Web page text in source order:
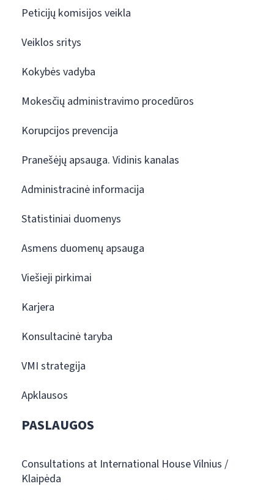
Peticijų komisijos veikla
Veiklos sritys
Kokybės vadyba
Mokesčių administravimo procedūros
Korupcijos prevencija
Pranešėjų apsauga. Vidinis kanalas
Administracinė informacija
Statistiniai duomenys
Asmens duomenų apsauga
Viešieji pirkimai
Karjera
Konsultacinė taryba
VMI strategija
Apklausos
PASLAUGOS
Consultations at International House Vilnius /
Klaipėda